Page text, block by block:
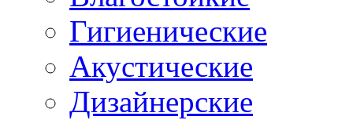
Гигиенические
Акустические
Дизайнерские